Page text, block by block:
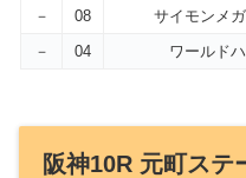
－
08 サイモンメ
－
04 ワールド
阪神10R 元町ステ